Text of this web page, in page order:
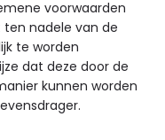
voorwaarden
nadele van de
te worden
dat deze door de
kunnen worden